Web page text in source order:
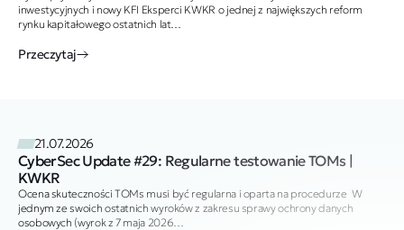
inwestycyjnych i nowy KFI Eksperci KWKR o jednej z największych reform
rynku kapitałowego ostatnich lat…
Przeczytaj
21.07.2026
CyberSec Update #29: Regularne testowanie TOMs |
KWKR
Ocena skuteczności TOMs musi być regularna i oparta na procedurze W
jednym ze swoich ostatnich wyroków z zakresu sprawy ochrony danych
osobowych (wyrok z 7 maja 2026…